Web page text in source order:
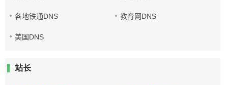
各地铁通DNS 教育网DNS
美国DNS
站长